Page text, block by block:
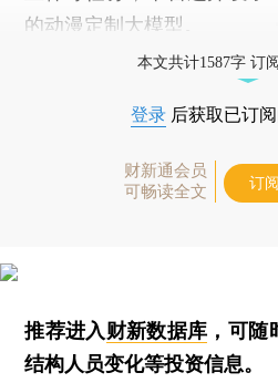
的动漫定制大模型。
本文共计1587字 订
登录 后获取已订
财新通会员
可畅读全文
订
推荐进入财新数据库 ，可随
结构人员变化等投资信息。